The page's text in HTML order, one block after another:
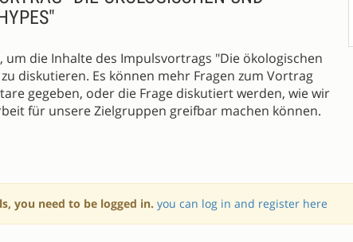
um die Inhalte des Impulsvortrags "Die ökologischen
diskutieren. Es können mehr Fragen zum Vortrag
gegeben, oder die Frage diskutiert werden, wie wir
für unsere Zielgruppen greifbar machen können.
you need to be logged in. you can log in and register here